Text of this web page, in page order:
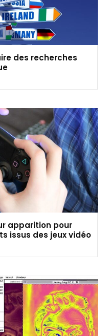
des recherches
apparition pour
issus des jeux vidéo